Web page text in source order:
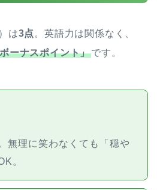
は3点 。英語力は関係なく、
ーナスポイント」です。
無理に笑わなくても「穏や
。
ホーム
志の”ほぼ日刊”英語